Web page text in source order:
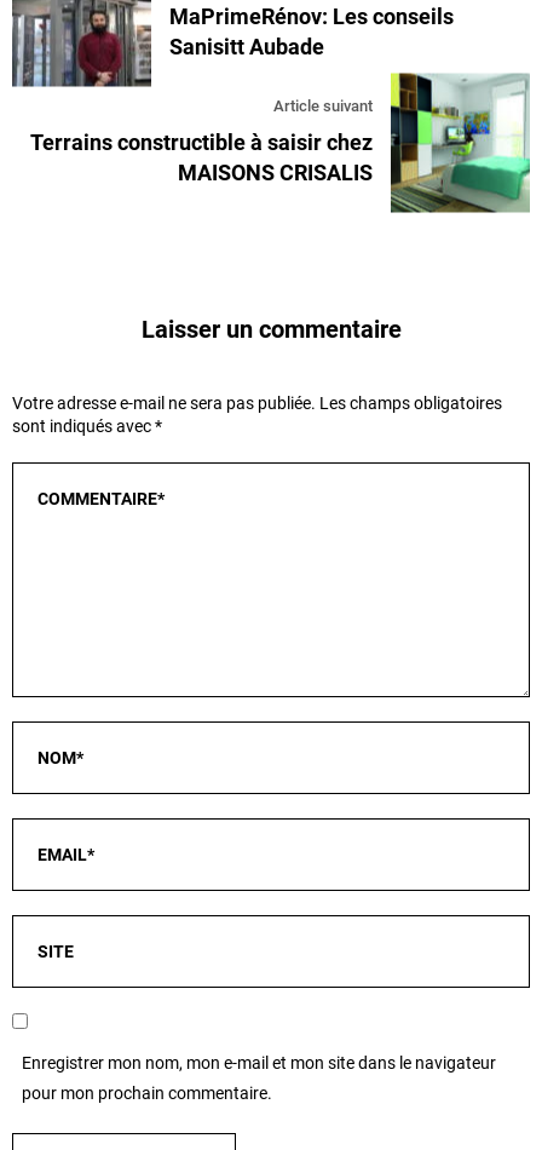
MaPrimeRénov: Les conseils
Sanisitt Aubade
Article suivant
Terrains constructible à saisir chez
MAISONS CRISALIS
Laisser un commentaire
Votre adresse e-mail ne sera pas publiée. Les champs obligatoires
sont indiqués avec*
Enregistrer mon nom, mon e-mail et mon site dans le navigateur
pour mon prochain commentaire.